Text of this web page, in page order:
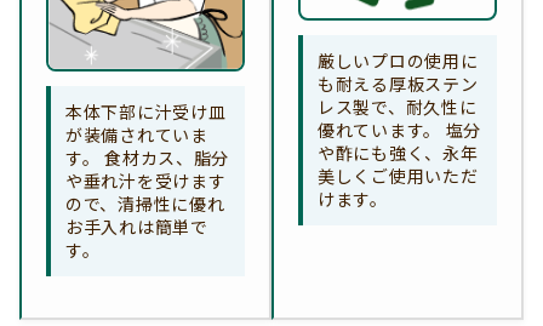
本体下部に汁受け皿
が装備されていま
す。 食材カス、脂分
や垂れ汁を受けます
ので、清掃性に優れ
お手入れは簡単で
す。
厳しいプロの使用に
も耐える厚板ステン
レス製で、耐久性に
優れています。 塩分
や酢にも強く、永年
美しくご使用いただ
けます。